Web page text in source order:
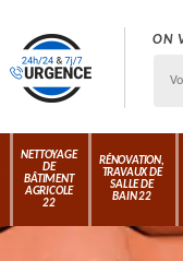
ON
NETTOYAGE
DE
BÂTIMENT
AGRICOLE
22
RÉNOVATION,
TRAVAUX DE
SALLE DE
BAIN 22